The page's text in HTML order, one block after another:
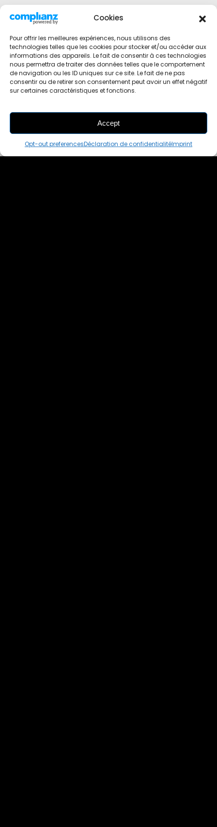
Cookies
Pour offrir les meilleures expériences, nous utilisons des
technologies telles que les cookies pour stocker et/ou accéder aux
informations des appareils. Le fait de consentir à ces technologies
nous permettra de traiter des données telles que le comportement
de navigation ou les ID uniques sur ce site. Le fait de ne pas
consentir ou de retirer son consentement peut avoir un effet négatif
sur certaines caractéristiques et fonctions.
Accept
Opt-out preferencesDéclaration de confidentialitéImprint
THIS PAIR IS
ALREADY SOLD OUT